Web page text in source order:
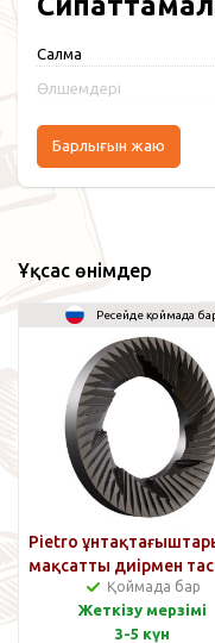
Салмақ
Өлшемдері
Барлығын жаю
Ұқсас өнімдер
Ресейде қоймада
Pietro
мақсатты диірмен
(B-модальды)
Қоймада бар
Жеткізу мерзімі
3-5 күн